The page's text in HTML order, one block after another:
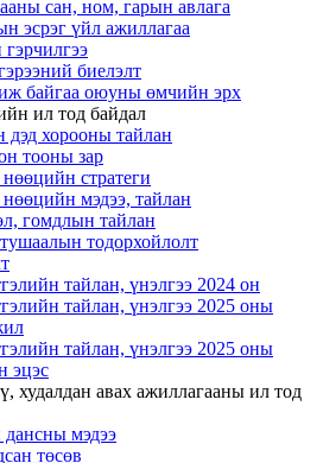
сан, ном, гарын авлага
эсрэг үйл ажиллагаа
биелэлт
байгаа оюуны өмчийн эрх
ил тод байдал
дэд хорооны тайлан
тооны зар
стратеги
мэдээ, тайлан
гомдлын тайлан
тодорхойлолт
тайлан, үнэлгээ 2024 он
тайлан, үнэлгээ 2025 оны
тайлан, үнэлгээ 2025 оны
эцэс
худалдан авах ажиллагааны ил тод
мэдээ
төсөв